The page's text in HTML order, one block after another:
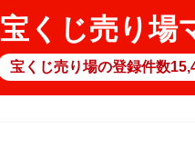
宝くじ売り場
宝くじ売り場の登録件数